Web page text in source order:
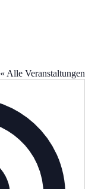
« Alle Veranstaltungen